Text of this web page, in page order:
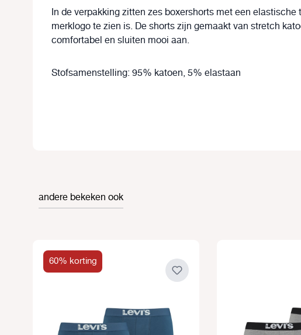
In de verpakking zitten zes boxershorts met een
merklogo te zien is. De shorts zijn gemaakt van stretch
comfortabel en sluiten mooi aan.
Stofsamenstelling: 95% katoen, 5% elastaan
andere bekeken ook
60% korting